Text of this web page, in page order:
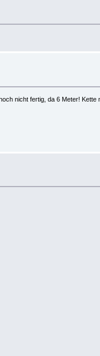
nicht fertig, da 6 Meter!